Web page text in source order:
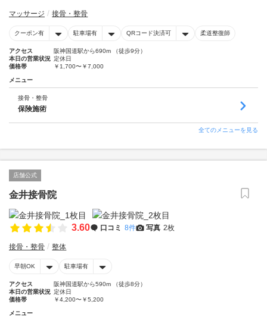
マッサージ 接骨・整骨
クーポン有 駐車場有 QRコード決済可 柔道整復師
アクセス
阪神国道駅から690m （徒歩9分）
本日の営業状況 定休日
価格帯
￥1,700〜￥7,000
メニュー
接骨・整骨
保険施術
全てのメニューを見る
店舗公式
金井接骨院
3.60 口コミ 8件 写真 2枚
接骨・整骨 整体
早朝OK 駐車場有
アクセス
阪神国道駅から590m （徒歩8分）
本日の営業状況 定休日
価格帯
￥4,200〜￥5,200
メニュー